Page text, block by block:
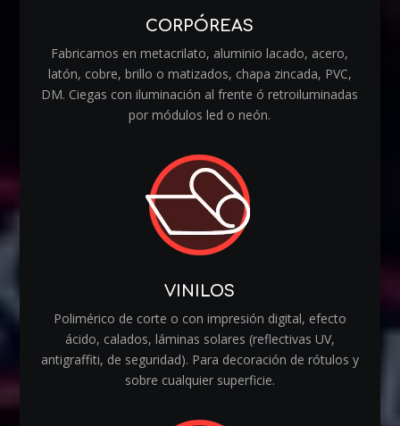
CORPÓREAS
Fabricamos en metacrilato, aluminio lacado, acero,
latón, cobre, brillo o matizados, chapa zincada, PVC,
DM. Ciegas con iluminación al frente ó retroiluminadas
por módulos led o neón.
VINILOS
Polimérico de corte o con impresión digital, efecto
ácido, calados, láminas solares (reflectivas UV,
antigraffiti, de seguridad). Para decoración de rótulos y
sobre cualquier superficie.